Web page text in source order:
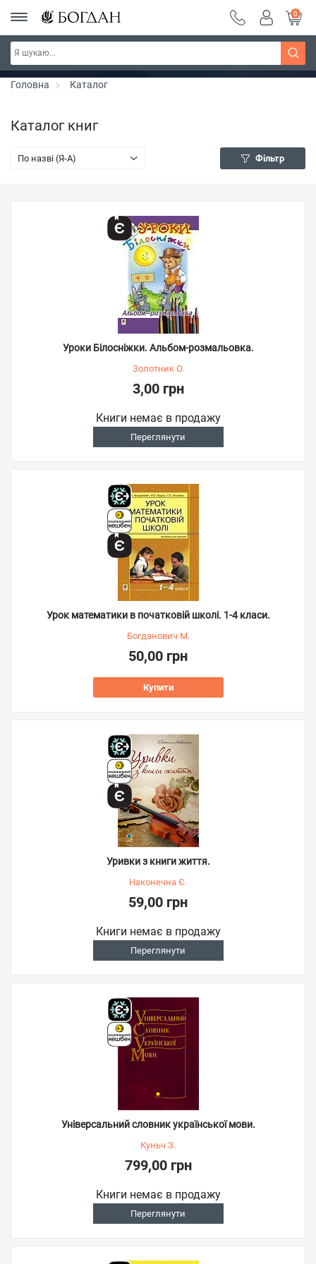
РОЗПРОДАЖ ~ 150 грн ~ 200 грн ~ 250 грн ~
300 грн ~ РОЗПРОДАЖ
Дізнатись більше
0
Головна Каталог
Каталог книг
По назві (Я-А) Фільтр
Уроки Білосніжки. Альбом-розмальовка.
Золотник О.
3,00 грн
Книги немає в продажу
Переглянути
Урок математики в початковій школі. 1-4 класи.
Богданович М.
50,00 грн
Купити
Уривки з книги життя.
Наконечна Є.
59,00 грн
Книги немає в продажу
Переглянути
Універсальний словник української мови.
Куньч З.
799,00 грн
Книги немає в продажу
Переглянути